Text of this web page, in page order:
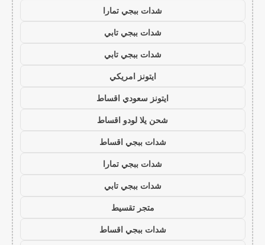
شدات ببجي تمارا
شدات ببجي تابي
شدات ببجي تابي
ايتونز امريكي
ايتونز سعودي اقساط
شحن يلا لودو اقساط
شدات ببجي اقساط
شدات ببجي تمارا
شدات ببجي تابي
متجر تقسيط
شدات ببجي اقساط